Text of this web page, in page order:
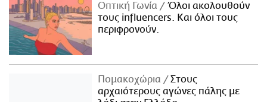
Οπτική Γωνία
Όλοι ακολουθούν
τους influencers. Και όλοι τους
περιφρονούν.
Πομακοχώρια
Στους
αρχαιότερους αγώνες πάλης με